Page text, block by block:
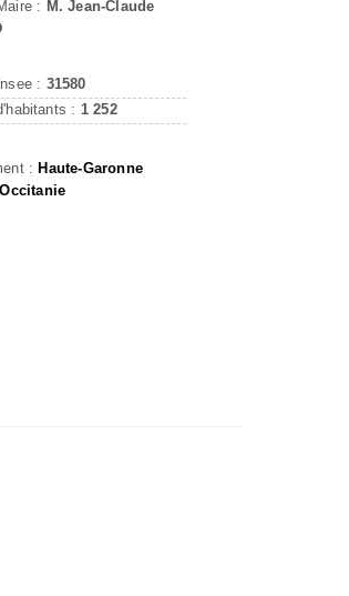
: M. Jean-Claude
: 31580
: 1 252
: Haute-Garonne
Occitanie